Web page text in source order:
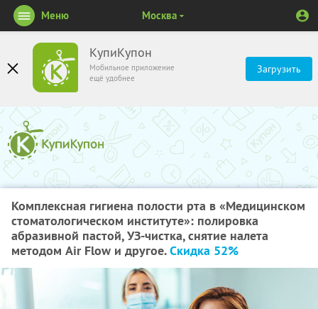
КупиКупон
Мобильное приложение
ещё удобнее
Загрузить
Меню Москва
Комплексная гигиена полости рта в «Медицинском
стоматологическом институте»: полировка
абразивной пастой, УЗ-чистка, снятие налета
методом Air Flow и другое.Скидка 52%